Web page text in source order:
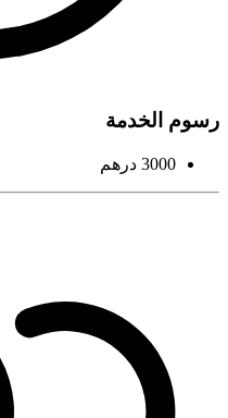
رسوم الخدمة
3000 درهم